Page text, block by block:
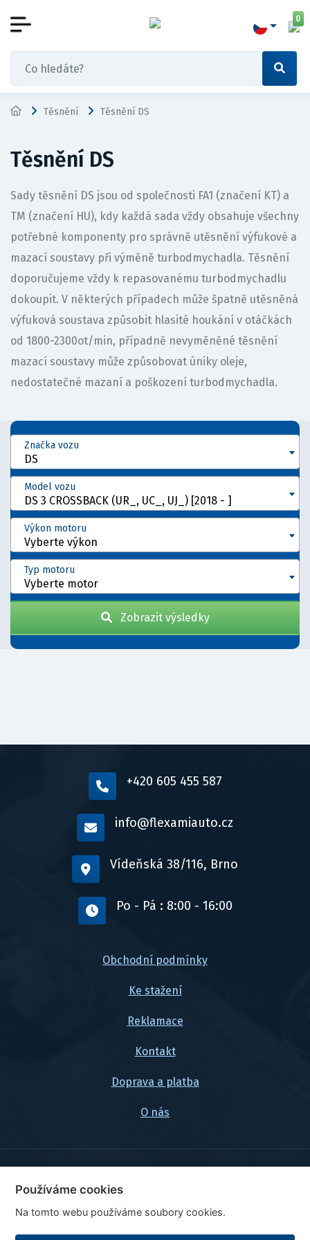
0
Těsnění Těsnění DS
Těsnění DS
Sady těsnění DS jsou od společnosti FA1 (značení KT) a
TM (značení HU), kdy každá sada vždy obsahuje všechny
potřebné komponenty pro správně utěsnění výfukové a
mazací soustavy při výměně turbodmychadla. Těsnění
doporučujeme vždy k repasovanému turbodmychadlu
dokoupit. V některých případech může špatně utěsněná
výfuková soustava způsobit hlasité houkání v otáčkách
od 1800-2300ot/min, případně nevyměněné těsnění
mazací soustavy může způsobovat úniky oleje,
nedostatečné mazaní a poškození turbodmychadla.
DS
Značka vozu
DS 3 CROSSBACK (UR_, UC_, UJ_) [2018 - ]
Model vozu
Vyberte výkon
Výkon motoru
Vyberte motor
Typ motoru
Zobrazit výsledky
+420 605 455 587
info@flexamiauto.cz
Vídeňská 38/116, Brno
Po - Pá : 8:00 - 16:00
Obchodní podmínky
Ke stažení
Reklamace
Kontakt
Doprava a platba
O nás
© 2026, FlexaMi Auto s.r.o.
Ceny jsou uvedeny vč. DPH
Používáme cookies
Na tomto webu používáme soubory cookies.